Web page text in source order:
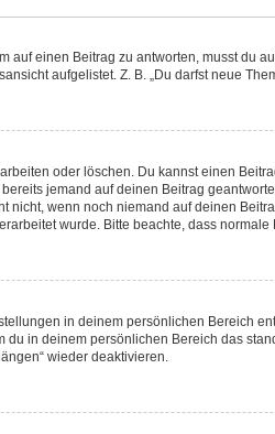
auf einen Beitrag zu antworten, musst du
aufgelistet. Z. B. „Du darfst neue
oder löschen. Du kannst einen
jemand auf deinen Beitrag
wenn noch niemand auf deinen
wurde. Bitte beachte, dass
in deinem persönlichen Bereich
in deinem persönlichen Bereich das
wieder deaktivieren.